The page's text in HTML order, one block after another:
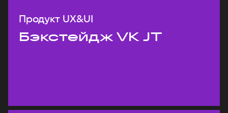
Продукт UX&UI
Бэкстейдж VK JT